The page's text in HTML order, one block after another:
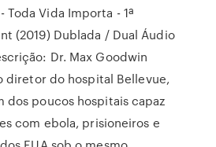
Toda Vida Importa - 1ª
(2019) Dublada / Dual Áudio
Dr. Max Goodwin
diretor do hospital Bellevue,
dos poucos hospitais capaz
com ebola, prisioneiros e